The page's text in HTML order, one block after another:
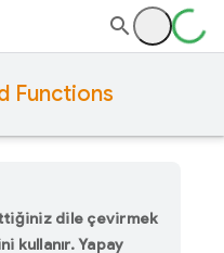
Functions
dile çevirmek
kullanır. Yapay